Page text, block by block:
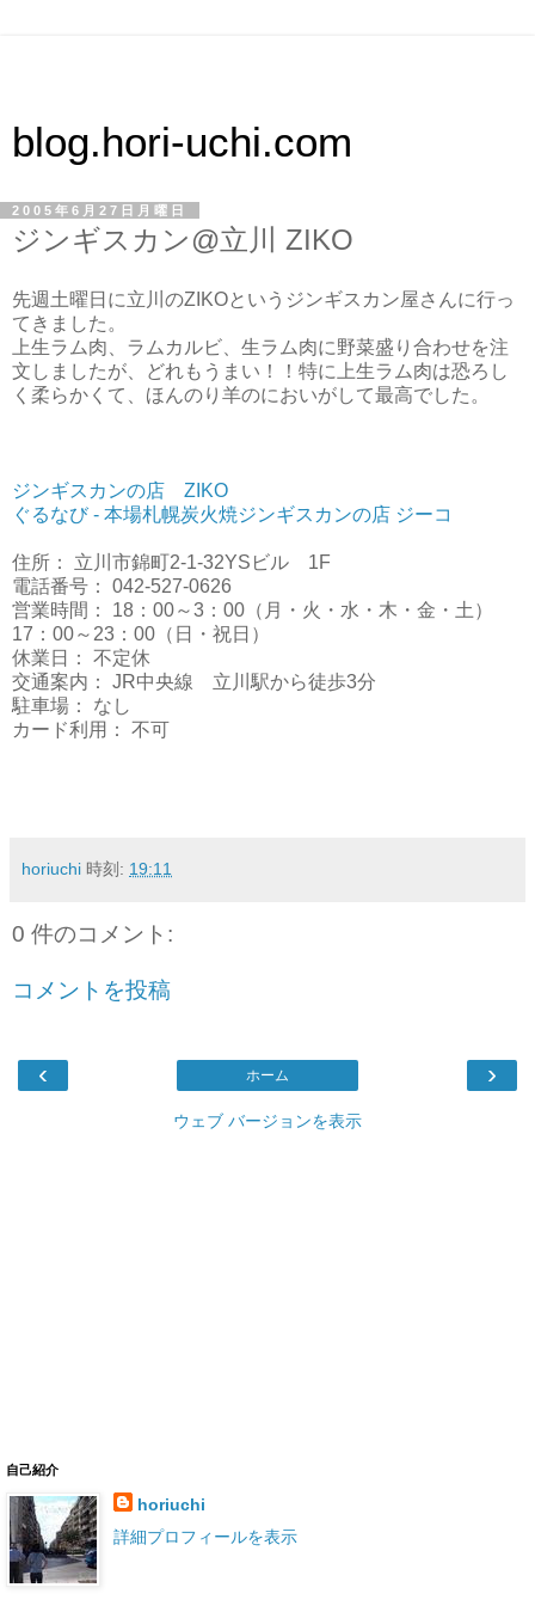
blog.hori-uchi.com
2005年6月27日月曜日
ジンギスカン@立川 ZIKO
先週土曜日に立川のZIKOというジンギスカン屋さんに行っ
てきました。
上生ラム肉、ラムカルビ、生ラム肉に野菜盛り合わせを注
文しましたが、どれもうまい！！特に上生ラム肉は恐ろし
く柔らかくて、ほんのり羊のにおいがして最高でした。
ジンギスカンの店 ZIKO
ぐるなび - 本場札幌炭火焼ジンギスカンの店 ジーコ
住所： 立川市錦町2-1-32YSビル 1F
電話番号： 042-527-0626
営業時間： 18：00～3：00（月・火・水・木・金・土）
17：00～23：00（日・祝日）
休業日： 不定休
交通案内： JR中央線 立川駅から徒歩3分
駐車場： なし
カード利用： 不可
horiuchi 時刻: 19:11
0 件のコメント:
コメントを投稿
‹ ›
ホーム
ウェブ バージョンを表示
自己紹介
horiuchi
詳細プロフィールを表示